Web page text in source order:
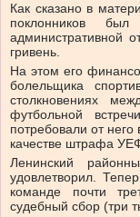
Как сказано в
поклонников
административной
гривень.
На этом его
болельщика
столкновениях
футбольной
потребовали от
качестве штрафа
Ленинский
удовлетворил.
команде почти
судебный сбор (три